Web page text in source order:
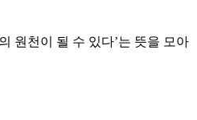
원천이 될 수 있다’는 뜻을 모아